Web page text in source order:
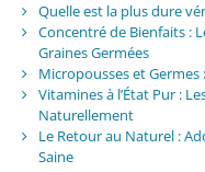
Quelle est la plus dure
Concentré de Bienfaits :
Graines Germées
Micropousses et Germes
Vitamines à l’État Pur :
Naturellement
Le Retour au Naturel :
Saine